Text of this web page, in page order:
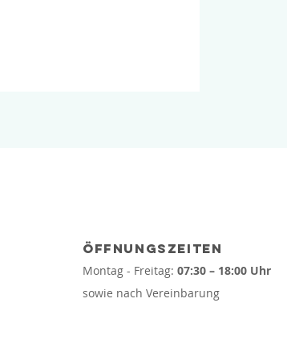
Öffnungszeiten
Montag - Freitag: 07:30 – 18:00 Uhr
sowie nach Vereinbarung